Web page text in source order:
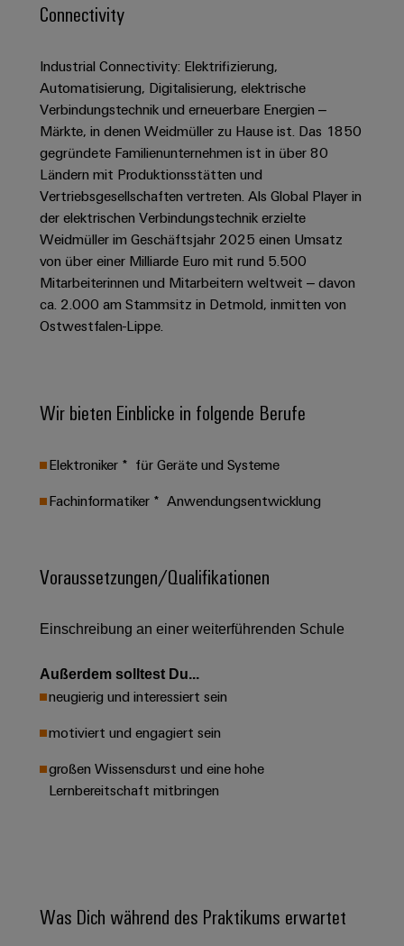
erlebbar
Datencenter
Lösungen
und
Produkte
für
Rechenzentren
–
effizient,
zuverlässig,
skalierbar
Energiespeicher
Lösungen
Produkte
für
und
verteilung
und
Energienetze
Lösungen
spezifischen
Anforderungen
der
Gerätehersteller
Energieerzeugung
Anschlusstechnologie
DC-
Microgrids
u-
OS
Edge
Computing
Industrial
5G
Single
Pair
Schaltschrank-
Feldebene
Feldverdrahtung
Building
Metering
Weidmüller
Configurator
Workplace
Solutions
Dezentrale
Leiterplattenklemmen
und
-
komponenten
Kabeleinführungssysteme
und
-
komponenten
Anschlussleitungen,
Patchkabel
und
Systemverkabelung
&
Elektronik
Koppelrelais
Halbleiterrelais
und
Messumformer
Stromversorgungen
Überspannungsschutz
Delivery
Service
Beratung
und
digitale
Planung
easyConnect
-
Ihre
Industrial
Connectivity
Digitales
Engineering
Connector
Akkreditiertes
Labor
Support
Vertrieb uns
Promotionfahrzeug
Distribution
Info
für
unsere
Partner
Vertrieb
Großhandelssuche
Messen
Newsletter
Webshop
Preisliste
Unternehmen
Weidmüller
Zahlen
und
Fakten
Unser
Vorstand
Nachhaltigkeit
Weidmüller
Academy
People
&
Orange
Mag
Management
und
Zertifikate
Presse
Karriere
Stellen
Berufserfahrene
Für
Studierende
Werkstudententätigkeiten
Praktika
Abschlussarbeiten
Neuanfang
für
Stellen
Studierende
und
Ausbildung
Duales
Studium
Schülerpraktika
Erfolgreiche
Studienplätze
Connectivity
Industrial Connectivity: Elektrifizierung,
Automatisierung, Digitalisierung, elektrische
Verbindungstechnik und erneuerbare Energien –
Märkte, in denen Weidmüller zu Hause ist. Das 1850
gegründete Familienunternehmen ist in über 80
Ländern mit Produktionsstätten und
Vertriebsgesellschaften vertreten. Als Global Player in
der elektrischen Verbindungstechnik erzielte
Weidmüller im Geschäftsjahr 2025 einen Umsatz
von über einer Milliarde Euro mit rund 5.500
Mitarbeiterinnen und Mitarbeitern weltweit – davon
ca. 2.000 am Stammsitz in Detmold, inmitten von
Ostwestfalen-Lippe.
Wir bieten Einblicke in folgende Berufe
Elektroniker * für Geräte und Systeme
Fachinformatiker * Anwendungsentwicklung
Voraussetzungen/Qualifikationen
Einschreibung an einer weiterführenden Schule
Außerdem solltest Du...
neugierig und interessiert sein
motiviert und engagiert sein
großen Wissensdurst und eine hohe
Lernbereitschaft mitbringen
Was Dich während des Praktikums erwartet